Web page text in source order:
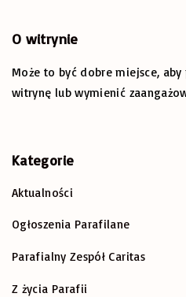
O witrynie
Może to być dobre miejsce,
witrynę lub wymienić
Kategorie
Aktualności
Ogłoszenia Parafilane
Parafialny Zespół Caritas
Z życia Parafii